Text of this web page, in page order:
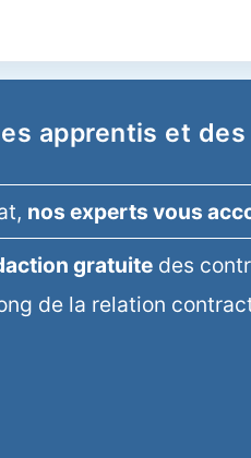
apprentis et
nos experts vous
gratuite des
de la relation